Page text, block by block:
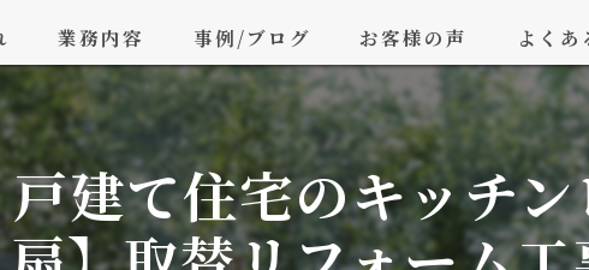
業務内容 事例/ブログ お客様の声 よく
建て住宅のキッチン